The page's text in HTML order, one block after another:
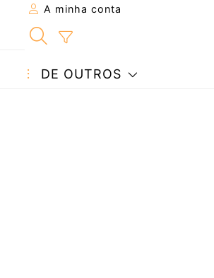
A minha conta
DE OUTROS